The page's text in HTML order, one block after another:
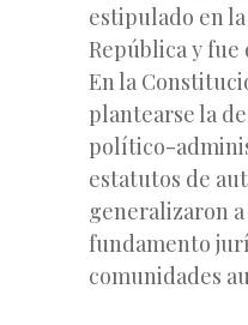
estipulado en
República y fue
En la
plantearse la
político-
estatutos de
generalizaron
fundamento
comunidades